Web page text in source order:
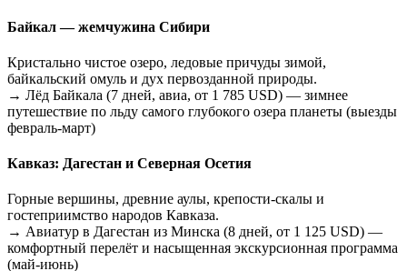
Байкал — жемчужина Сибири
Кристально чистое озеро, ледовые причуды зимой,
байкальский омуль и дух первозданной природы.
→ Лёд Байкала (7 дней, авиа, от 1 785 USD) — зимнее
путешествие по льду самого глубокого озера планеты (выезды
февраль-март)
Кавказ: Дагестан и Северная Осетия
Горные вершины, древние аулы, крепости-скалы и
гостеприимство народов Кавказа.
→ Авиатур в Дагестан из Минска (8 дней, от 1 125 USD) —
комфортный перелёт и насыщенная экскурсионная программа
(май-июнь)